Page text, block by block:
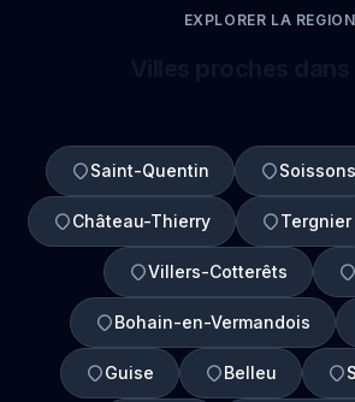
EXPLORER LA REGION
Saint-Quentin Soissons
Château-Thierry Tergnier
Villers-Cotterêts
Bohain-en-Vermandois
Guise Belleu